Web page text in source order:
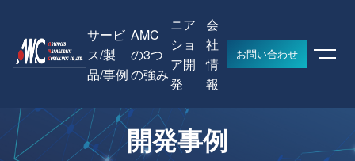
サービ
ス/製
品/事例
AMC
の3つ
の強み
ニア
ショ
ア開
発
会
社
情
報
お問い合わせ
開発事例 AWS ETLワークフローの開発事例
開発事例